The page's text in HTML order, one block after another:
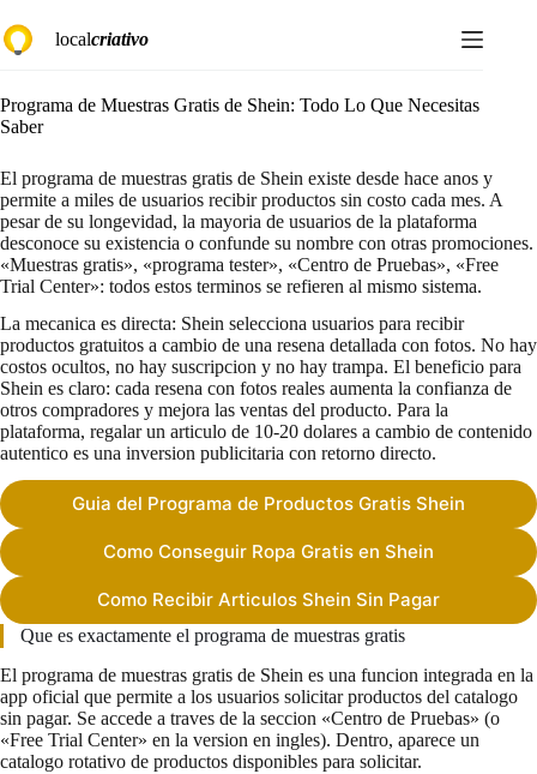
al
contenido
localcriativo
Programa de Muestras Gratis de Shein: Todo Lo Que Necesitas
Saber
El programa de muestras gratis de Shein existe desde hace anos y
permite a miles de usuarios recibir productos sin costo cada mes. A
pesar de su longevidad, la mayoria de usuarios de la plataforma
desconoce su existencia o confunde su nombre con otras promociones.
«Muestras gratis», «programa tester», «Centro de Pruebas», «Free
Trial Center»: todos estos terminos se refieren al mismo sistema.
La mecanica es directa: Shein selecciona usuarios para recibir
productos gratuitos a cambio de una resena detallada con fotos. No hay
costos ocultos, no hay suscripcion y no hay trampa. El beneficio para
Shein es claro: cada resena con fotos reales aumenta la confianza de
otros compradores y mejora las ventas del producto. Para la
plataforma, regalar un articulo de 10-20 dolares a cambio de contenido
autentico es una inversion publicitaria con retorno directo.
Guia del Programa de Productos Gratis Shein
Como Conseguir Ropa Gratis en Shein
Como Recibir Articulos Shein Sin Pagar
Que es exactamente el programa de muestras gratis
El programa de muestras gratis de Shein es una funcion integrada en la
app oficial que permite a los usuarios solicitar productos del catalogo
sin pagar. Se accede a traves de la seccion «Centro de Pruebas» (o
«Free Trial Center» en la version en ingles). Dentro, aparece un
catalogo rotativo de productos disponibles para solicitar.